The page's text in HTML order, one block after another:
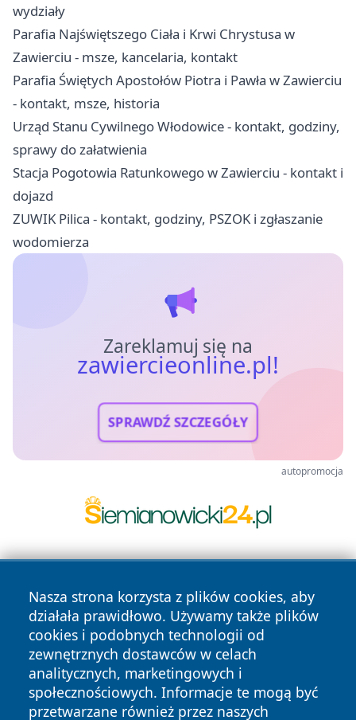
wydziały
Parafia Najświętszego Ciała i Krwi Chrystusa w
Zawierciu - msze, kancelaria, kontakt
Parafia Świętych Apostołów Piotra i Pawła w Zawierciu
- kontakt, msze, historia
Urząd Stanu Cywilnego Włodowice - kontakt, godziny,
sprawy do załatwienia
Stacja Pogotowia Ratunkowego w Zawierciu - kontakt i
dojazd
ZUWIK Pilica - kontakt, godziny, PSZOK i zgłaszanie
wodomierza
Zareklamuj się na
zawiercieonline.pl!
SPRAWDŹ SZCZEGÓŁY
autopromocja
Nasza strona korzysta z plików cookies, aby
działała prawidłowo. Używamy także plików
cookies i podobnych technologii od
zewnętrznych dostawców w celach
analitycznych, marketingowych i
społecznościowych. Informacje te mogą być
przetwarzane również przez naszych
Copyright © 2026 zawiercieonline.pl Wszystkie prawa
zastrzeżone.